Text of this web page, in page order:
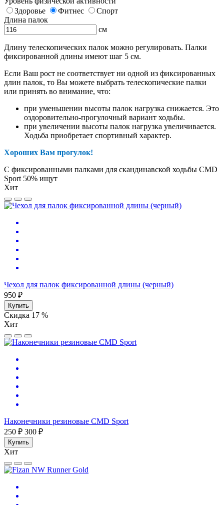
Здоровье
Фитнес
Спорт
Длина палок
см
Длину телескопических палок можно регулировать. Палки
фиксированной длины имеют шаг 5 см.
Если Ваш рост не соответствует ни одной из фиксированных
длин палок, то Вы можете выбрать телескопические палки
или принять во внимание, что:
при уменьшении высоты палок нагрузка снижается. Это
оздоровительно-прогулочный вариант ходьбы.
при увеличении высоты палок нагрузка увеличивается.
Ходьба приобретает спортивный характер.
Хороших Вам прогулок!
С фиксированными палками для скандинавской ходьбы CMD
Sport 50% ищут
Хит
Чехол для палок фиксированной длины (черный)
950 ₽
Купить
Скидка 17 %
Хит
Наконечники резиновые CMD Sport
250 ₽ 300 ₽
Купить
Хит